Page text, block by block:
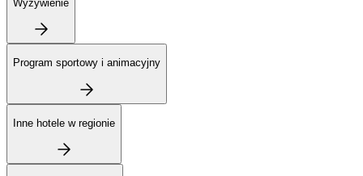
Wyżywienie
Program sportowy i animacyjny
Inne hotele w regionie